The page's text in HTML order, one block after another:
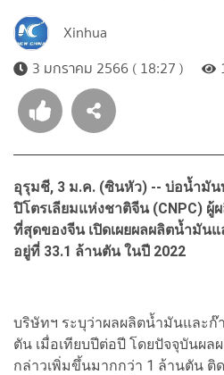
Xinhua
3 มกราคม 2566 ( 18:27 )
อุรุมชี, 3 ม.ค. (ซินหัว) -- บ่อน้ำมั
ปิโตรเลียมแห่งชาติจีน (CNPC)
ที่สุดของจีน เปิดเผยผลผลิตน้ำมัน
อยู่ที่ 33.1 ล้านตัน ในปี 2022
บริษัทฯ ระบุว่าผลผลิตน้ำมันและก๊
ตัน เมื่อเทียบปีต่อปี โดยปัจจุบันผ
กล่าวเพิ่มขึ้นมากกว่า 1 ล้านตัน ติ